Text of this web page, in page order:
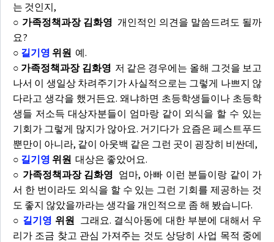
는 것인지,
○ 가족정책과장 김화영 개인적인 의견을 말씀드려도 될까
요?
○ 길기영 위원 예.
○ 가족정책과장 김화영 저 같은 경우에는 올해 그것을 보고
나서 이 생일상 차려주기가 사실적으로는 그렇게 나쁘지 않
다라고 생각을 했거든요. 왜냐하면 초등학생들이나 초등학
생들 저소득 대상자분들이 엄마랑 같이 외식을 할 수 있는
기회가 그렇게 많지가 않아요. 거기다가 요즘은 페스트푸드
뿐만이 아니라, 같이 아웃백 같은 그런 곳이 굉장히 비싼데,
○ 길기영 위원 대상은 좋았어요.
○ 가족정책과장 김화영 엄마, 아빠 이런 분들이랑 같이 가
서 한 번이라도 외식을 할 수 있는 그런 기회를 제공하는 것
도 좋지 않았을까라는 생각을 개인적으로 좀 해 봤습니다.
○ 길기영 위원 그래요. 결식아동에 대한 부분에 대해서 우
리가 조금 찾고 관심 가져주는 것도 상당히 사업 목적 중에